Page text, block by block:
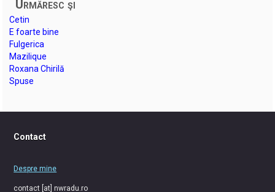
Urmăresc şi
Cetin
E foarte bine
Fulgerica
Mazilique
Roxana Chirilă
Spuse
Contact
Despre mine
contact [at] nwradu.ro